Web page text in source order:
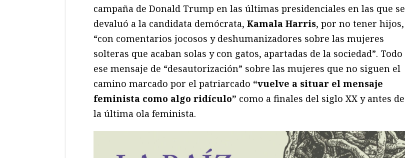
campaña de Donald Trump en las últimas presidenciales en las que se
devaluó a la candidata demócrata, Kamala Harris, por no tener hijos,
“con comentarios jocosos y deshumanizadores sobre las mujeres
solteras que acaban solas y con gatos, apartadas de la sociedad”. Todo
ese mensaje de “desautorización” sobre las mujeres que no siguen el
camino marcado por el patriarcado “vuelve a situar el mensaje
feminista como algo ridículo” como a finales del siglo XX y antes de
la última ola feminista.